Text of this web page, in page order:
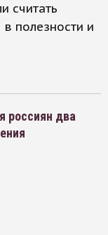
считать
полезности и
россиян два